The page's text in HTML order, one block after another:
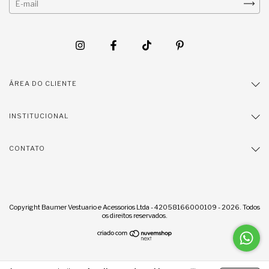
ÁREA DO CLIENTE
INSTITUCIONAL
CONTATO
Copyright Baumer Vestuario e Acessorios Ltda - 42058166000109 - 2026. Todos
os direitos reservados.